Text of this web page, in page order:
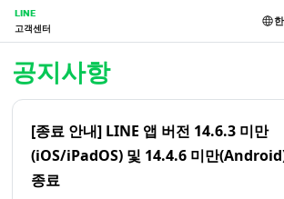
LINE
고객센터
공지사항
[종료 안내] LINE 앱 버전 14.6.3 미만
(iOS/iPadOS) 및 14.4.6 미만
종료